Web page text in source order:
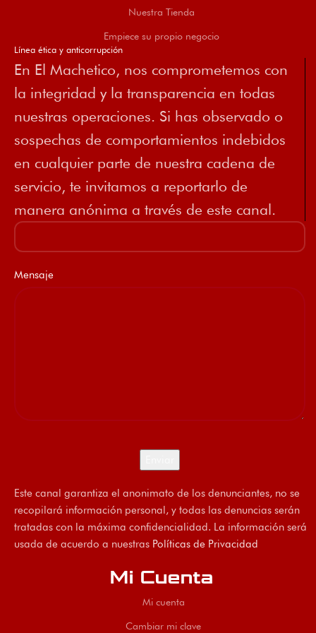
Nuestra Tienda
Empiece su propio negocio
Línea ética y anticorrupción
En El Machetico, nos comprometemos con
la integridad y la transparencia en todas
nuestras operaciones. Si has observado o
sospechas de comportamientos indebidos
en cualquier parte de nuestra cadena de
servicio, te invitamos a reportarlo de
manera anónima a través de este canal.
Mensaje
Este canal garantiza el anonimato de los denunciantes, no se
recopilará información personal, y todas las denuncias serán
tratadas con la máxima confidencialidad. La información será
usada de acuerdo a nuestras Políticas de Privacidad
Mi Cuenta
Mi cuenta
Cambiar mi clave